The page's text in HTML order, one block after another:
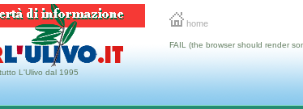
home
L'Ulivo dal 1995
FAIL (the browser should render